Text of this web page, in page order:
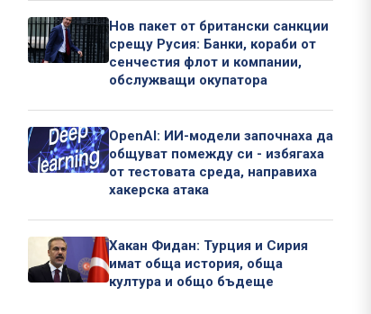
Нов пакет от британски санкции
срещу Русия: Банки, кораби от
сенчестия флот и компании,
обслужващи окупатора
OpenAI: ИИ-модели започнаха да
общуват помежду си - избягаха
от тестовата среда, направиха
хакерска атака
Хакан Фидан: Турция и Сирия
имат обща история, обща
култура и общо бъдеще